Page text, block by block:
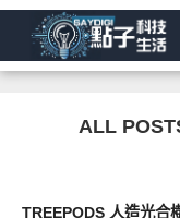
ALL
TREEPODS 人造光合